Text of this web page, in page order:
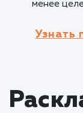
Кому не